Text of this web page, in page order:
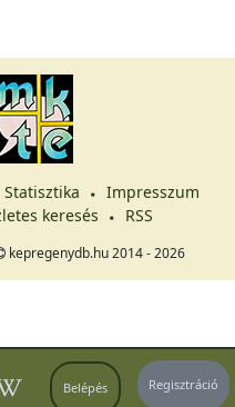
Belépés Regisztráció
Statisztika
Impresszum
keresés RSS
kepregenydb.hu 2014 - 2026